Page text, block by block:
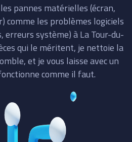
pannes matérielles (écran,
comme les problèmes logiciels
système) à La Tour-du-
qui le méritent, je nettoie la
et je vous laisse avec un
comme il faut.